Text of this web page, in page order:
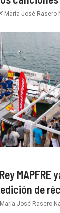
María José Rasero
MAPFRE
de
María José Rasero